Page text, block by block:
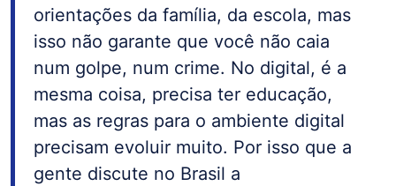
orientações da família, da escola, mas
isso não garante que você não caia
num golpe, num crime. No digital, é a
mesma coisa, precisa ter educação,
mas as regras para o ambiente digital
precisam evoluir muito. Por isso que a
gente discute no Brasil a